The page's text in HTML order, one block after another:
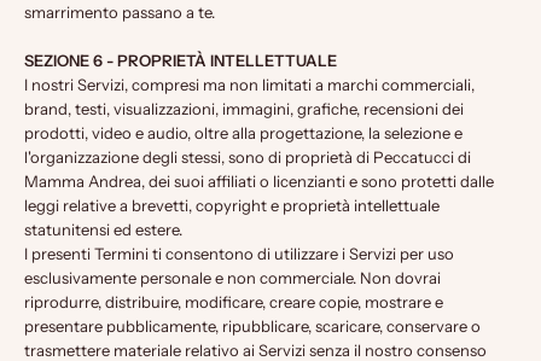
smarrimento passano a te.
SEZIONE 6 - PROPRIETÀ INTELLETTUALE
I nostri Servizi, compresi ma non limitati a marchi commerciali,
brand, testi, visualizzazioni, immagini, grafiche, recensioni dei
prodotti, video e audio, oltre alla progettazione, la selezione e
l'organizzazione degli stessi, sono di proprietà di Peccatucci di
Mamma Andrea, dei suoi affiliati o licenzianti e sono protetti dalle
leggi relative a brevetti, copyright e proprietà intellettuale
statunitensi ed estere.
I presenti Termini ti consentono di utilizzare i Servizi per uso
esclusivamente personale e non commerciale. Non dovrai
riprodurre, distribuire, modificare, creare copie, mostrare e
presentare pubblicamente, ripubblicare, scaricare, conservare o
trasmettere materiale relativo ai Servizi senza il nostro consenso